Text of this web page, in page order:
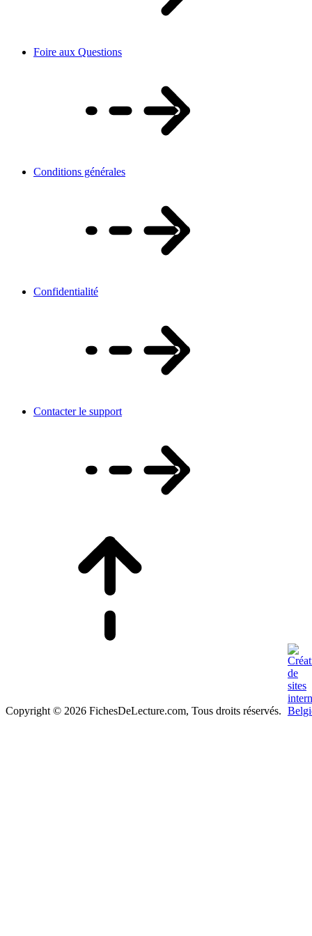
Foire aux Questions
Conditions générales
Confidentialité
Contacter le support
Copyright © 2026 FichesDeLecture.com, Tous droits réservés.